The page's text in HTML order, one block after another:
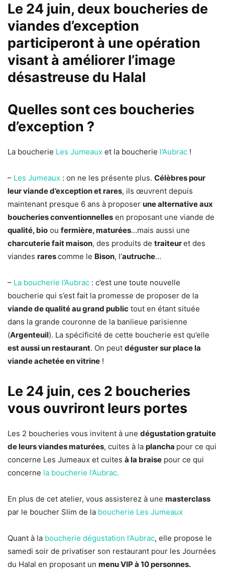
Le 24 juin, deux boucheries de
viandes d’exception
participeront à une opération
visant à améliorer l’image
désastreuse du Halal
Quelles sont ces boucheries
d’exception ?
La boucherie Les Jumeaux et la boucherie l’Aubrac !
– Les Jumeaux : on ne les présente plus. Célèbres pour
leur viande d’exception et rares, ils œuvrent depuis
maintenant presque 6 ans à proposer une alternative aux
boucheries conventionnelles en proposant une viande de
qualité, bio ou fermière, maturées…mais aussi une
charcuterie fait maison, des produits de traiteuret des
viandes rarescomme le Bison, l’autruche…
– La boucherie l’Aubrac : c’est une toute nouvelle
boucherie qui s’est fait la promesse de proposer de la
viande de qualité au grand public tout en étant située
dans la grande couronne de la banlieue parisienne
(Argenteuil). La spécificité de cette boucherie est qu’elle
est aussi un restaurant. On peut déguster sur place la
viande achetée en vitrine !
Le 24 juin, ces 2 boucheries
vous ouvriront leurs portes
Les 2 boucheries vous invitent à une dégustation gratuite
de leurs viandes maturées, cuites à la plancha pour ce qui
concerne Les Jumeaux et cuites à la braise pour ce qui
concerne la boucherie l’Aubrac.
En plus de cet atelier, vous assisterez à une masterclass
par le boucher Slim de la boucherie Les Jumeaux
Quant à la boucherie dégustation l’Aubrac, elle propose le
samedi soir de privatiser son restaurant pour les Journées
du Halal en proposant un menu VIP à 10 personnes.